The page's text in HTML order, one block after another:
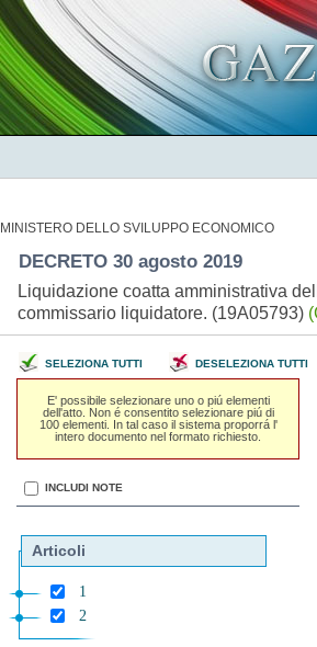
MINISTERO DELLO SVILUPPO ECONOMICO
DECRETO 30 agosto 2019
Liquidazione coatta amministrativa
commissario liquidatore. (19A05793)
SELEZIONA TUTTI DESELEZIONA TUTTI
E' possibile selezionare uno o piú elementi
dell'atto. Non é consentito selezionare piú di
100 elementi. In tal caso il sistema proporrá l'
intero documento nel formato richiesto.
INCLUDI NOTE
Articoli
1
2